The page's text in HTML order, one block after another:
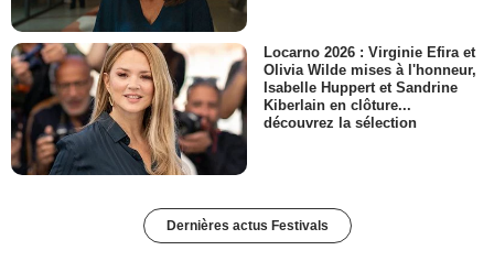
Locarno 2026 : Virginie Efira et
Olivia Wilde mises à l'honneur,
Isabelle Huppert et Sandrine
Kiberlain en clôture...
découvrez la sélection
Dernières actus Festivals